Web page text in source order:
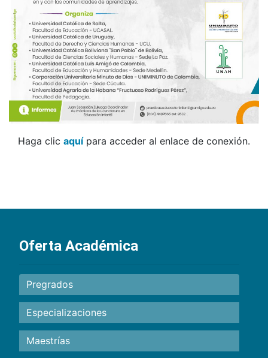
Haga clic aquípara acceder al enlace de conexión.
Oferta Académica
Pregrados
Especializaciones
Maestrías